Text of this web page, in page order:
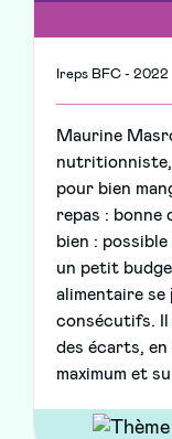
Ireps BFC - 2022
Maurine
nutritionniste,
pour bien
repas : bonne
bien :
un petit
alimentaire se
consécutifs. Il
des écarts,
maximum et